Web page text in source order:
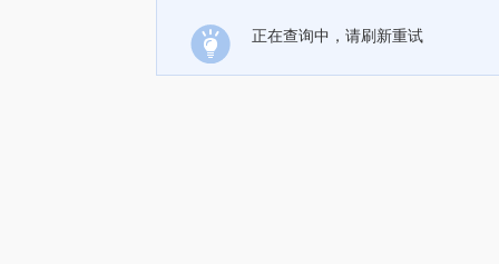
正在查询中，请刷新重试